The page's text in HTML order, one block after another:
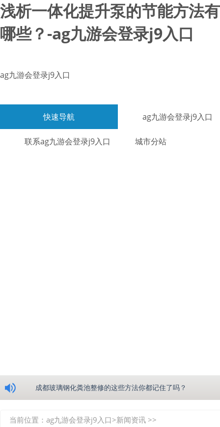
浅析一体化提升泵的节能方法有
哪些？-ag九游会登录j9入口
ag九游会登录j9入口
快速导航 ag九游会登录j9入口
联系ag九游会登录j9入口 城市分站
成都玻璃钢化粪池整修的这些方法你都记住了吗？
当前位置： ag九游会登录j9入口>新闻资讯 >>